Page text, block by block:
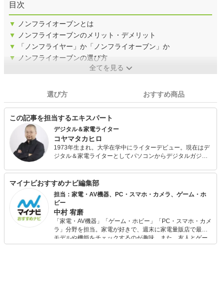
目次
▼
ノンフライオーブンとは
▼
ノンフライオーブンのメリット・デメリット
▼
「ノンフライヤー」か「ノンフライオーブン」か
▼
ノンフライオーブンの選び方
全てを見る
選び方 おすすめ商品
この記事を担当するエキスパート
デジタル＆家電ライター
コヤマタカヒロ
1973年生まれ。大学在学中にライターデビュー。現在はデ
ジタル＆家電ライターとしてパソコンからデジタルガジェ
展開。得意分野は調理家電。寄稿先はモノ雑誌を中心で、
ファッション誌、ニュースサイト、そしてメーカーのweb
サイト、オウンドメディアなど多岐にわたる。AllAboutガ
イドも勤める。執筆以外に企業へのアドバイスやコンサル
ティングなども行う。
マイナビおすすめナビ編集部
担当：家電・AV機器、PC・スマホ・カメラ、ゲーム・ホ
ビー
中村 宥磨
「家電・AV機器」「ゲーム・ホビー」「PC・スマホ・カメ
ラ」分野を担当。家電が好きで、週末に家電量販店で最新
モデルや機能をチェックするのが趣味。また、友人とゲー
ムを楽しみながら、新作タイトルやイベント情報もいち早